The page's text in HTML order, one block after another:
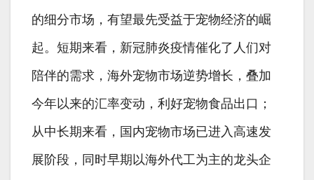
的细分市场，有望最先受益于宠物经济的崛
起。短期来看，新冠肺炎疫情催化了人们对
陪伴的需求，海外宠物市场逆势增长，叠加
今年以来的汇率变动，利好宠物食品出口；
从中长期来看，国内宠物市场已进入高速发
展阶段，同时早期以海外代工为主的龙头企